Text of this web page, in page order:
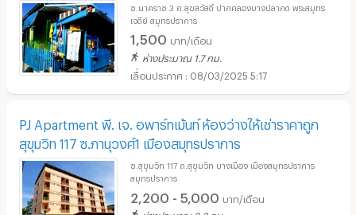
ซ.นาคราช 3 ถ.สุขสวัสดิ์ ปากคลองบางปลากด พระสมุทร
เจดีย์ สมุทรปราการ
1,500 บาท/เดือน
ห่างประมาณ 1.7 กม.
08/03/2025 5:17
PJ Apartment พี. เจ. อพาร์ทเม้นท์ ห้องว่างให้เช่าราคาถูก
สุขุมวิท 117 ซ.ภานุวงศ์1 เมืองสมุทรปราการ
ซ.สุขุมวิท 117 ถ.สุขุมวิท บางเมือง เมืองสมุทรปราการ
สมุทรปราการ
2,200 - 5,000 บาท/เดือน